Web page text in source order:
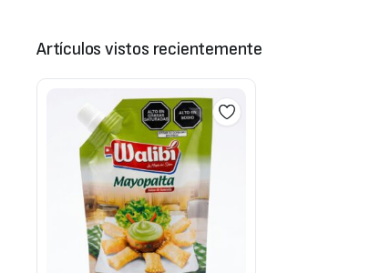
Artículos vistos recientemente